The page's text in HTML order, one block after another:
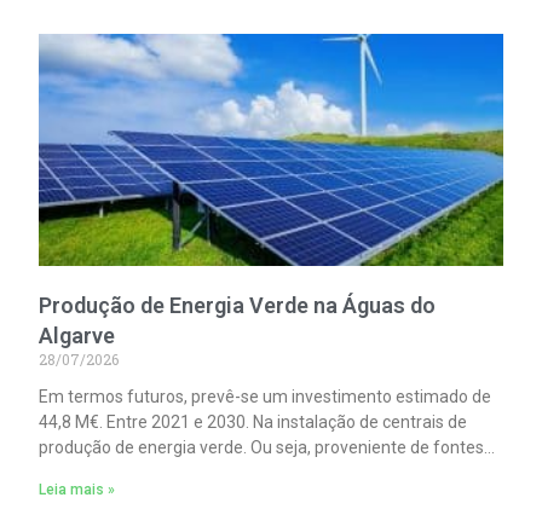
Produção de Energia Verde na Águas do
Algarve
28/07/2026
Em termos futuros, prevê-se um investimento estimado de
44,8 M€. Entre 2021 e 2030. Na instalação de centrais de
produção de energia verde. Ou seja, proveniente de fontes
eólica, hídrica e no reforço da solar.
Leia mais »